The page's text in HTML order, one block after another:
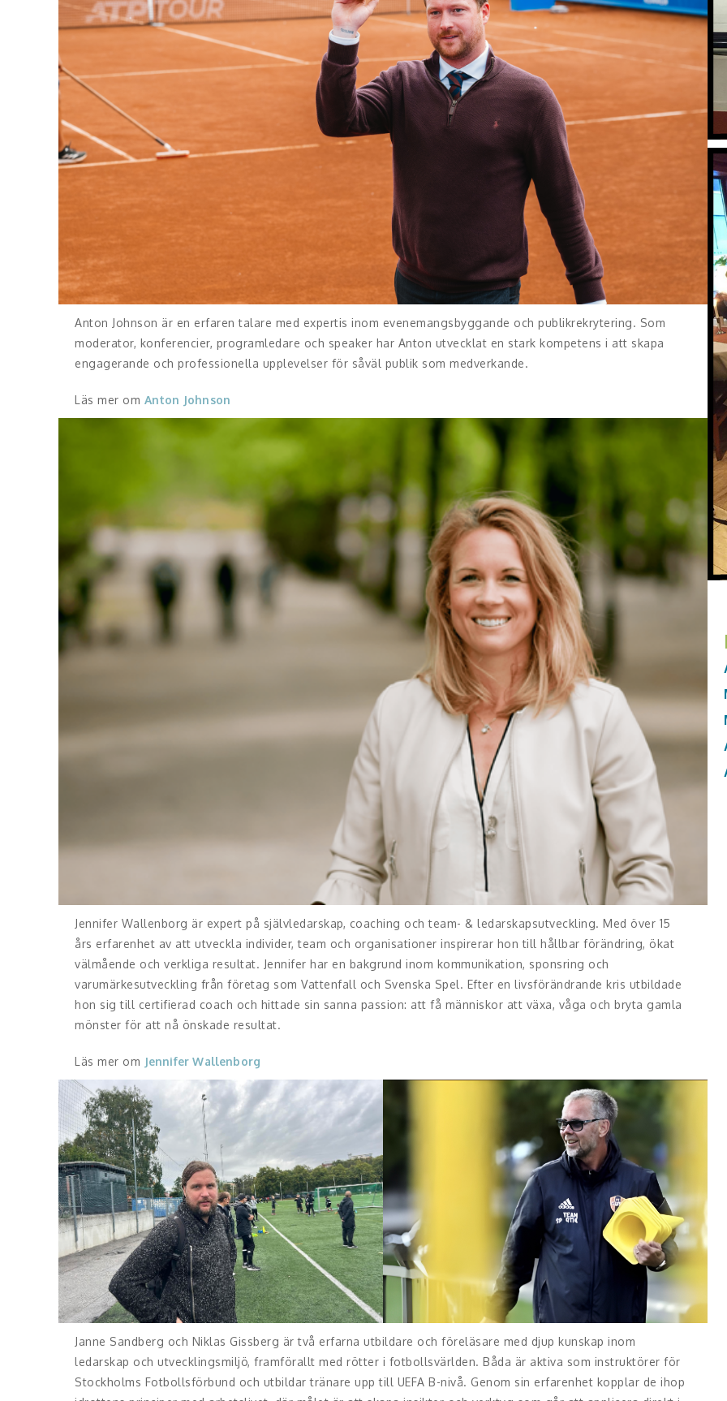
Anton Johnson är en erfaren talare med expertis inom evenemangsbyggande och publikrekrytering. Som
moderator, konferencier, programledare och speaker har Anton utvecklat en stark kompetens i att skapa
engagerande och professionella upplevelser för såväl publik som medverkande.
Läs mer om Anton Johnson
Jennifer Wallenborg är expert på självledarskap, coaching och team- & ledarskapsutveckling. Med över 15
års erfarenhet av att utveckla individer, team och organisationer inspirerar hon till hållbar förändring, ökat
välmående och verkliga resultat. Jennifer har en bakgrund inom kommunikation, sponsring och
varumärkesutveckling från företag som Vattenfall och Svenska Spel. Efter en livsförändrande kris utbildade
hon sig till certifierad coach och hittade sin sanna passion: att få människor att växa, våga och bryta gamla
mönster för att nå önskade resultat.
Läs mer om Jennifer Wallenborg
Janne Sandberg och Niklas Gissberg är två erfarna utbildare och föreläsare med djup kunskap inom
ledarskap och utvecklingsmiljö, framförallt med rötter i fotbollsvärlden. Båda är aktiva som instruktörer för
Stockholms Fotbollsförbund och utbildar tränare upp till UEFA B-nivå. Genom sin erfarenhet kopplar de ihop